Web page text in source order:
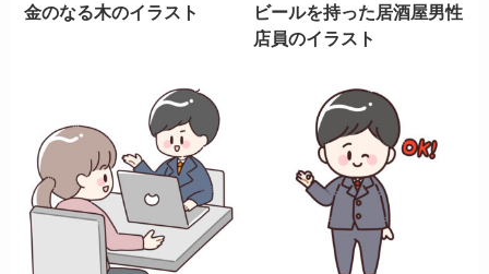
金のなる木のイラスト
ビールを持った居酒屋男性
店員のイラスト